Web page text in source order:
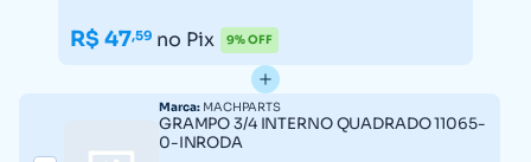
R$ 47,59 no Pix 9% OFF
Marca: MACHPARTS
GRAMPO 3/4 INTERNO QUADRADO 11065-
0-INRODA